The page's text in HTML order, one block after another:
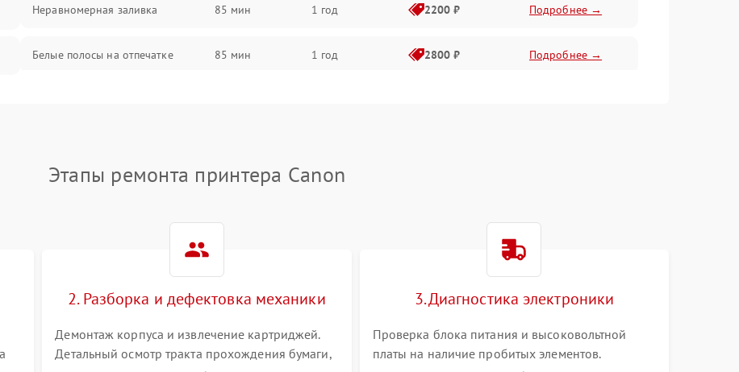
Неравномерная заливка 85 мин 1 год 2200 ₽ Подробнее →
Белые полосы на отпечатке 85 мин 1 год 2800 ₽ Подробнее →
Этапы ремонта принтера Canon
2. Разборка и дефектовка механики
Демонтаж корпуса и извлечение картриджей.
Детальный осмотр тракта прохождения бумаги,
3. Диагностика электроники
Проверка блока питания и высоковольтной
платы на наличие пробитых элементов.